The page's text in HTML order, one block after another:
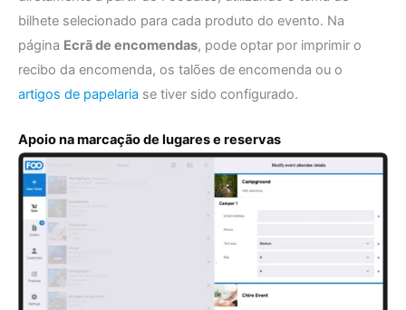
bilhete selecionado para cada produto do evento. Na
página Ecrã de encomendas, pode optar por imprimir o
recibo da encomenda, os talões de encomenda ou o
artigos de papelaria se tiver sido configurado.
Apoio na marcação de lugares e reservas